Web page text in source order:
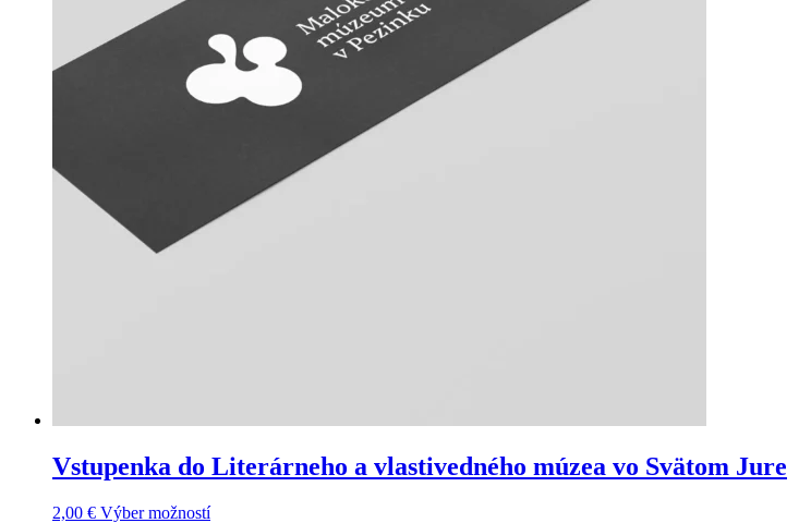
Vstupenka do Literárneho a vlastivedného múzea vo Svätom Jure
2,00 € Výber možnostíTento